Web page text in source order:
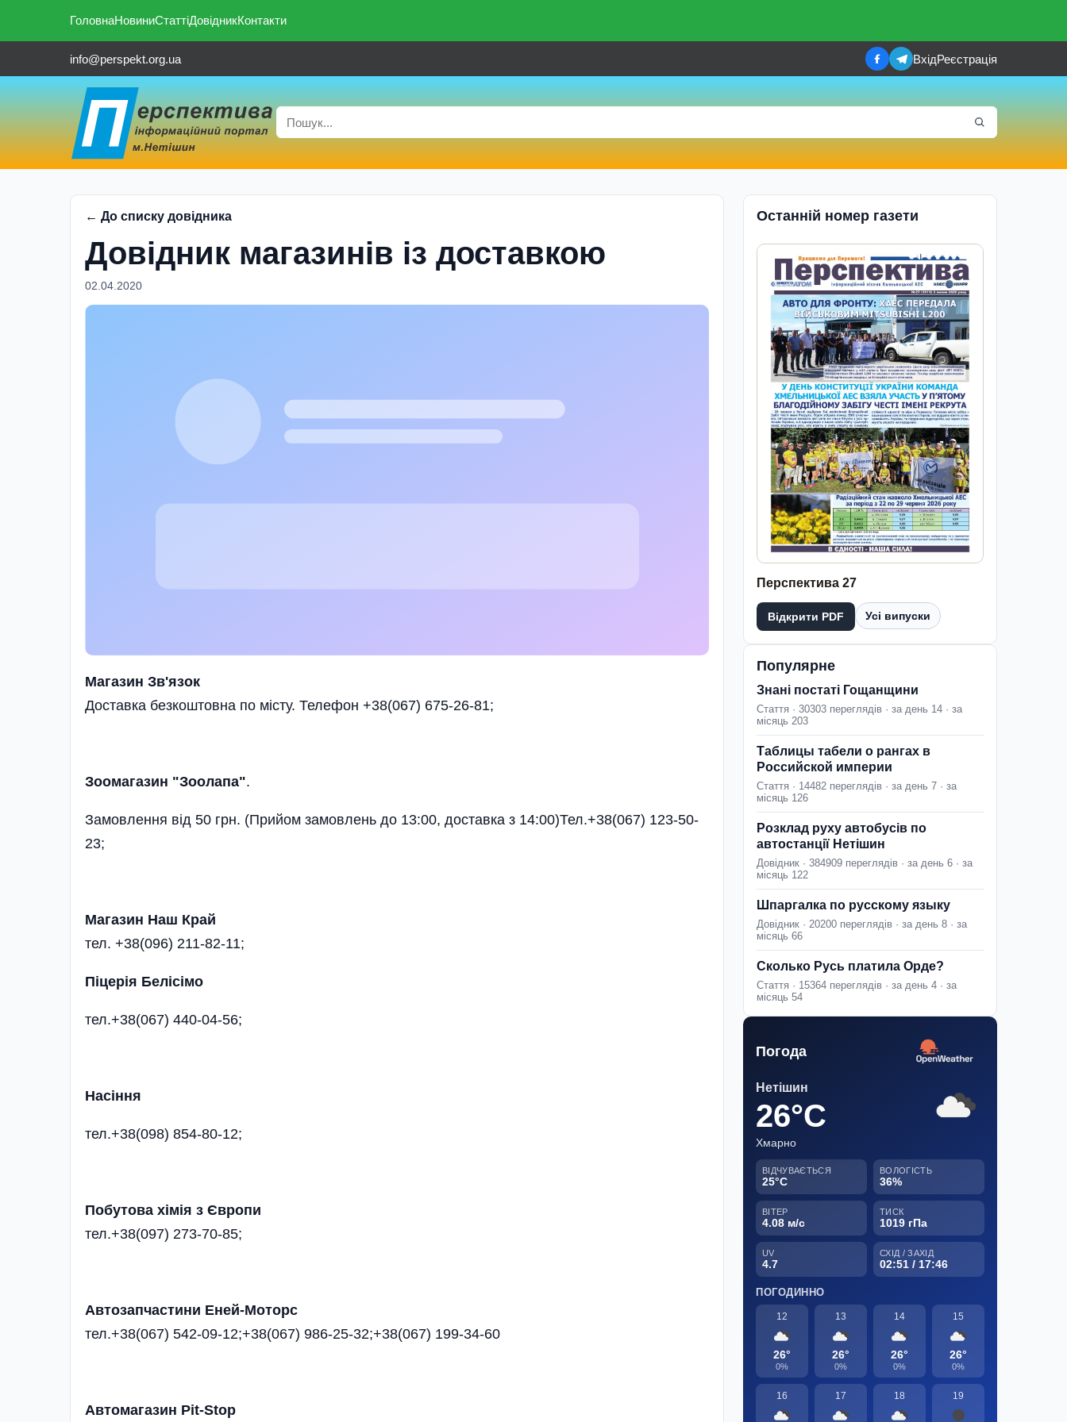
ГоловнаНовиниСтаттіДовідникКонтакти
info@perspekt.org.ua ВхідРеєстрація
← До списку довідника
Довідник магазинів із доставкою
02.04.2020
Магазин Зв'язок
Доставка безкоштовна по місту. Телефон +38(067) 675-26-81;
Зоомагазин "Зоолапа".
Замовлення від 50 грн. (Прийом замовлень до 13:00, доставка з 14:00)Тел.+38(067) 123-50-
23;
Магазин Наш Край
тел. +38(096) 211-82-11;
Піцерія Белісімо
тел.+38(067) 440-04-56;
Насіння
тел.+38(098) 854-80-12;
Побутова хімія з Європи
тел.+38(097) 273-70-85;
Автозапчастини Еней-Моторс
тел.+38(067) 542-09-12;+38(067) 986-25-32;+38(067) 199-34-60
Автомагазин Pit-Stop
Останній номер газети
Перспектива 27
Відкрити PDF Усі випуски
Популярне
Знані постаті Гощанщини
Стаття · 30303 переглядів · за день 14 · за
місяць 203
Таблицы табели о рангах в
Российской империи
Стаття · 14482 переглядів · за день 7 · за
місяць 126
Розклад руху автобусів по
автостанції Нетішин
Довідник · 384909 переглядів · за день 6 · за
місяць 122
Шпаргалка по русскому языку
Довідник · 20200 переглядів · за день 8 · за
місяць 66
Сколько Русь платила Орде?
Стаття · 15364 переглядів · за день 4 · за
місяць 54
Погода
Нетішин
26°C
Хмарно
ВІДЧУВАЄТЬСЯ
25°C
ВОЛОГІСТЬ
36%
ВІТЕР
4.08 м/с
ТИСК
1019 гПа
UV
4.7
СХІД / ЗАХІД
02:51 / 17:46
ПОГОДИННО
12
26°
0%
13
26°
0%
14
26°
0%
15
26°
0%
16 17 18 19